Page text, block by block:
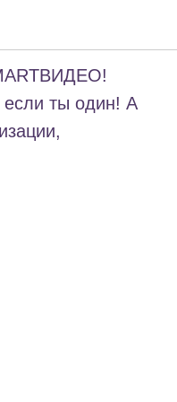
!
если ты один! А